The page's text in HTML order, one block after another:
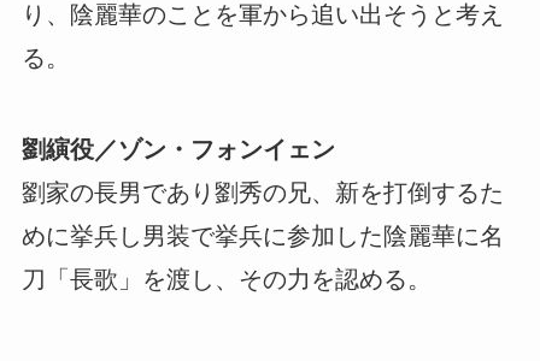
り、陰麗華のことを軍から追い出そうと考え
る。
劉縯役／ゾン・フォンイェン
劉家の長男であり劉秀の兄、新を打倒するた
めに挙兵し男装で挙兵に参加した陰麗華に名
刀「長歌」を渡し、その力を認める。